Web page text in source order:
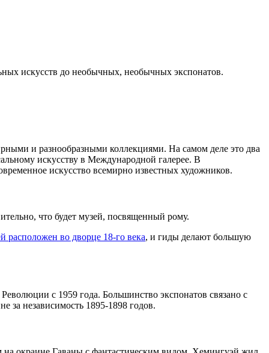
искусств до необычных, необычных экспонатов.
и разнообразными коллекциями. На самом деле это два
искусству в Международной галерее. В
искусство всемирно известных художников.
что будет музей, посвященный рому.
расположен во дворце 18-го века, и гиды делают большую
с 1959 года. Большинство экспонатов связано с
за независимость 1895-1898 годов.